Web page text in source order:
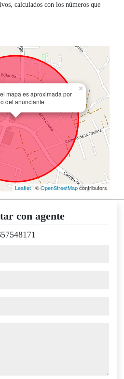
calculados con los números que
mapa es aproximada por
del anunciante
×
Leaflet| ©OpenStreetMapcontributors
con agente